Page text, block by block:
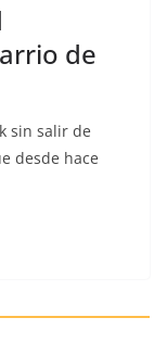
de
sin salir de
desde hace